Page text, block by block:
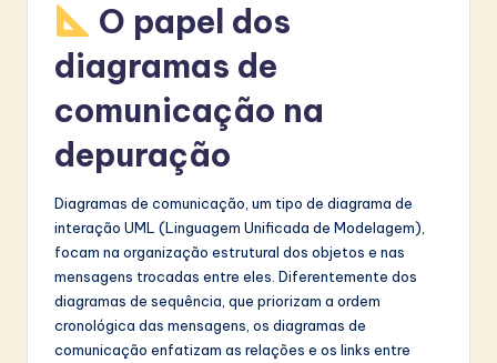
O papel dos
diagramas de
comunicação na
depuração
Diagramas de comunicação, um tipo de diagrama de
interação UML (Linguagem Unificada de Modelagem),
focam na organização estrutural dos objetos e nas
mensagens trocadas entre eles. Diferentemente dos
diagramas de sequência, que priorizam a ordem
cronológica das mensagens, os diagramas de
comunicação enfatizam as relações e os links entre